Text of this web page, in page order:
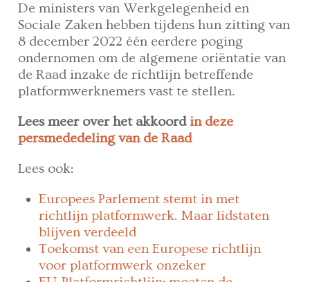
De ministers van Werkgelegenheid en
Sociale Zaken hebben tijdens hun zitting van
8 december 2022 één eerdere poging
ondernomen om de algemene oriëntatie van
de Raad inzake de richtlijn betreffende
platformwerknemers vast te stellen.
Lees meer over het akkoordin deze
persmededeling van de Raad
Lees ook:
Europees Parlement stemt in met
richtlijn platformwerk. Maar lidstaten
blijven verdeeld
Toekomst van een Europese richtlijn
voor platformwerk onzeker